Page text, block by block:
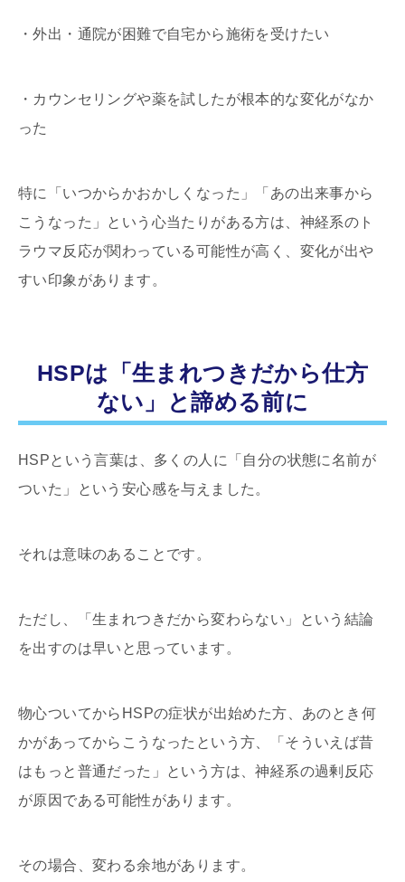
・外出・通院が困難で自宅から施術を受けたい
・カウンセリングや薬を試したが根本的な変化がなか
った
特に「いつからかおかしくなった」「あの出来事から
こうなった」という心当たりがある方は、神経系のト
ラウマ反応が関わっている可能性が高く、変化が出や
すい印象があります。
HSPは「生まれつきだから仕方
ない」と諦める前に
HSPという言葉は、多くの人に「自分の状態に名前が
ついた」という安心感を与えました。
それは意味のあることです。
ただし、「生まれつきだから変わらない」という結論
を出すのは早いと思っています。
物心ついてからHSPの症状が出始めた方、あのとき何
かがあってからこうなったという方、「そういえば昔
はもっと普通だった」という方は、神経系の過剰反応
が原因である可能性があります。
その場合、変わる余地があります。